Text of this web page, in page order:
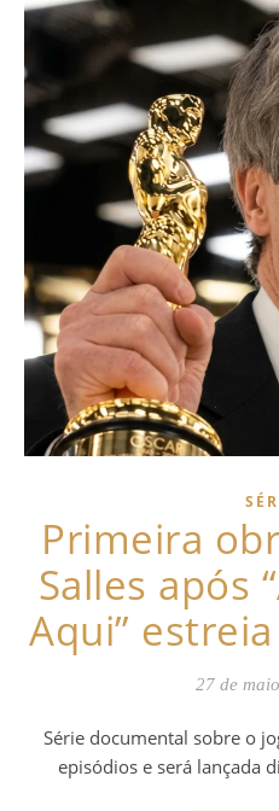
Primeira
Salles após
Aqui”
27 de
Série documental sobre o jogador Sócrates terá quatro
episódios e será lançada